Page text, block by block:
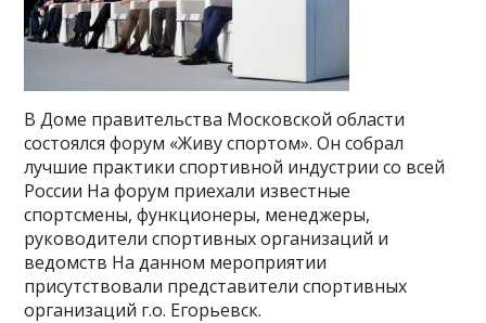
В Доме правительства Московской области
состоялся форум «Живу спортом». Он собрал
лучшие практики спортивной индустрии со всей
России На форум приехали известные
спортсмены, функционеры, менеджеры,
руководители спортивных организаций и
ведомств На данном мероприятии
присутствовали представители спортивных
организаций г.о. Егорьевск.